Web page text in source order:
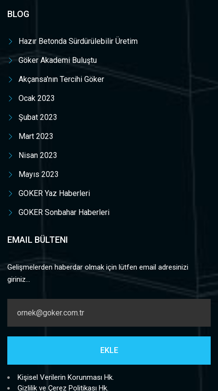
BLOG
Hazır Betonda Sürdürülebilir Üretim
Göker Akademi Buluştu
Akçansa'nın Tercihi Göker
Ocak 2023
Şubat 2023
Mart 2023
Nisan 2023
Mayıs 2023
GOKER Yaz Haberleri
GOKER Sonbahar Haberleri
EMAIL BÜLTENI
Gelişmelerden haberdar olmak için lütfen email adresinizi
giriniz...
Kişisel Verilerin Korunması Hk.
Gizlilik ve Çerez Politikası Hk.